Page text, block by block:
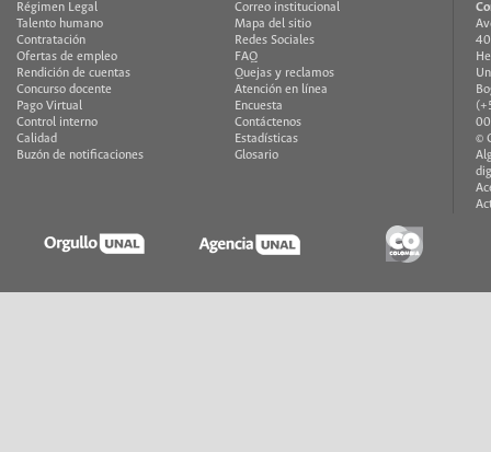
Régimen Legal
Talento humano
Contratación
Ofertas de empleo
Rendición de cuentas
Concurso docente
Pago Virtual
Control interno
Calidad
Buzón de notificaciones
Correo institucional
Mapa del sitio
Redes Sociales
FAQ
Quejas y reclamos
Atención en línea
Encuesta
Contáctenos
Estadísticas
Glosario
©